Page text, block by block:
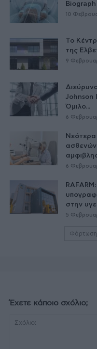
10
Το
της
9
Johnson
Όμιλο...
6
ασθενών
6
στην
5
Φόρτωση
Έχετε κάποιο σχόλιο;